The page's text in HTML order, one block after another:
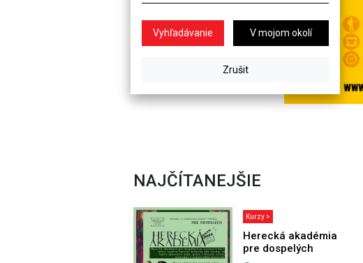
V mojom okolí
NAJČÍTANEJŠIE
Kurzy >
Herecká akadémia
pre dospelých